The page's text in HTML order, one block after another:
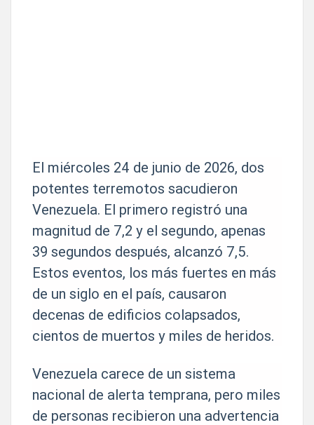
El miércoles 24 de junio de 2026, dos
potentes terremotos sacudieron
Venezuela. El primero registró una
magnitud de 7,2 y el segundo, apenas
39 segundos después, alcanzó 7,5.
Estos eventos, los más fuertes en más
de un siglo en el país, causaron
decenas de edificios colapsados,
cientos de muertos y miles de heridos.
Venezuela carece de un sistema
nacional de alerta temprana, pero miles
de personas recibieron una advertencia